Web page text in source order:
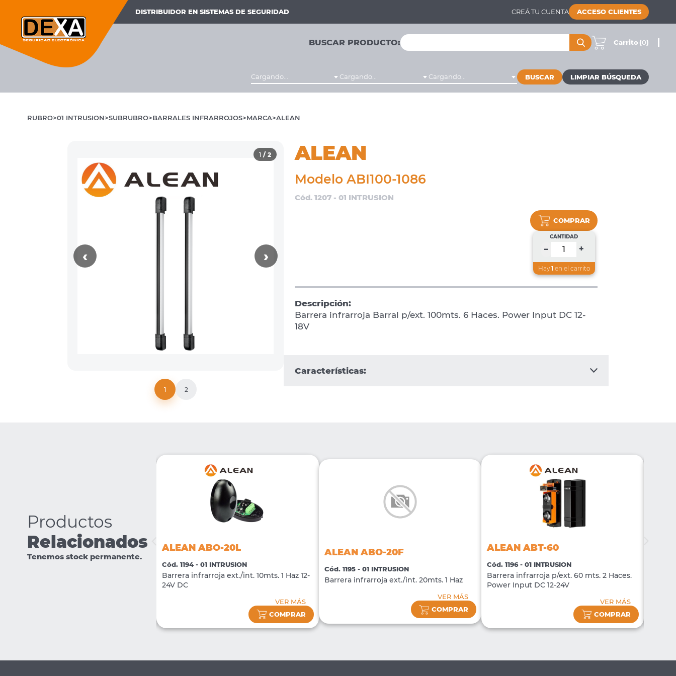
DISTRIBUIDOR EN SISTEMAS DE SEGURIDAD CREÁ TU CUENTA ACCESO CLIENTES
BUSCAR PRODUCTO: Carrito (0)
Cargando... Cargando... Cargando... BUSCAR
RUBRO 01 INTRUSION SUBRUBRO BARRALES INFRARROJOS MARCA ALEAN
‹ ›
1 / 2
1 2
ALEAN
Modelo ABI100-1086
Cód. 1207 - 01 INTRUSION
COMPRAR
CANTIDAD
– +
Hay 1en el carrito
Descripción:
Barrera infrarroja Barral p/ext. 100mts. 6 Haces. Power Input DC 12-
18V
Características:
Productos
Relacionados
Tenemos stock permanente.
AC120 ALEAN ABO-20L
Cód. 1194 - 01 INTRUSION
Barrera infrarroja ext./int. 10mts. 1 Haz 12-
24V DC
VER MÁS
COMPRAR
ALEAN ABO-20F
Cód. 1195 - 01 INTRUSION
Barrera infrarroja ext./int. 20mts. 1 Haz
VER MÁS
COMPRAR
ALEAN ABT-60
Cód. 1196 - 01 INTRUSION
Barrera infrarroja p/ext. 60 mts. 2 Haces.
Power Input DC 12-24V
VER MÁS
COMPRAR